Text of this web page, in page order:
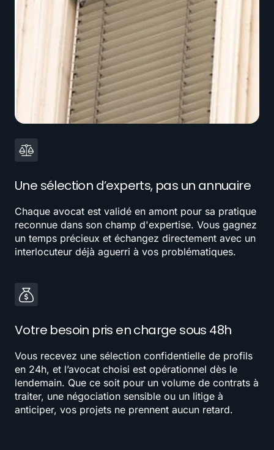
Une sélection d’experts, pas un annuaire
Chaque avocat est validé en amont pour sa pratique
reconnue dans son champ d'expertise. Vous gagnez
un temps précieux et échangez directement avec un
interlocuteur déjà aguerri à vos problématiques.
Votre besoin pris en charge sous 48h
Vous recevez une sélection confidentielle de profils
en 24h, et l’avocat choisi est opérationnel dès le
lendemain. Que ce soit pour un volume de contrats à
traiter, une négociation sensible ou un litige à
anticiper, vos projets ne prennent aucun retard.